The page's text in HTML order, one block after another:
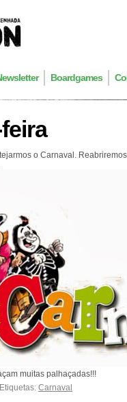
Boardgames
o Carnaval.
muitas palhaçadas!!!
Etiquetas: Carnaval